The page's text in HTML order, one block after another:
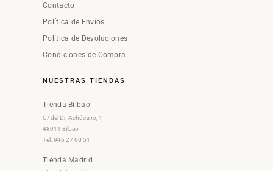
Contacto
Política de Envíos
Política de Devoluciones
Condiciones de Compra
NUESTRAS TIENDAS
Tienda Bilbao
C/ del Dr. Achúcarro, 1
48011 Bilbao
Tel. 946 27 60 51
Tienda Madrid